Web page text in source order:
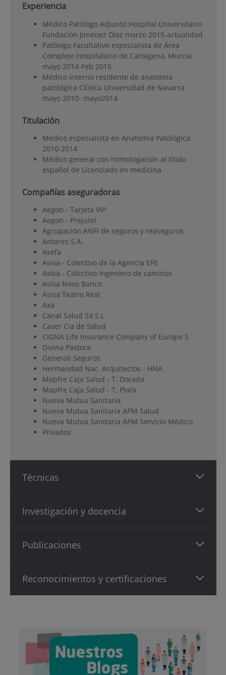
Experiencia
Médico Patólogo Adjunto Hospital Universitario
Fundación Jiménez Díaz marzo 2015-actualidad
Patólogo Facultativo especialista de Área
Complejo Hospitalario de Cartagena, Murcia
mayo 2014-Feb 2015.
Médico interno residente de anatomía
patológica Clínica Universidad de Navarra
mayo 2010- mayo2014
Titulación
Médico especialista en Anatomía Patológica
2010-2014
Médico general con homologación al título
español de Licenciado en medicina
Compañías aseguradoras
Aegon - Tarjeta VIP
Aegon - Prejutel
Agrupación ANFI de seguros y reaseguros
Antares S.A.
Asefa
Asisa - Colectivo de la Agencia EFE
Asisa - Colectivo Ingeniero de caminos
Asisa Novo Banco
Asisa Teatro Real
Axa
Canal Salud 24 S.L
Caser Cia de Salud
CIGNA Life Insurance Company of Europe S
Divina Pastora
Generali Seguros
Hermandad Nac. Arquitectos - HNA
Mapfre Caja Salud - T. Dorada
Mapfre Caja Salud - T. Plata
Nueva Mutua Sanitaria
Nueva Mutua Sanitaria APM Salud
Nueva Mutua Sanitaria APM Servicio Médico
Privados
Técnicas
Investigación y docencia
Publicaciones
Reconocimientos y certificaciones